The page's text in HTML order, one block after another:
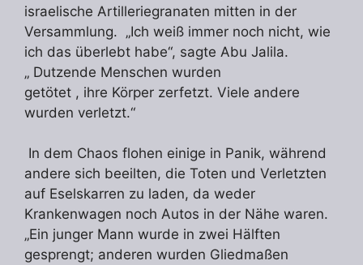
israelische Artilleriegranaten mitten in der
Versammlung. „Ich weiß immer noch nicht, wie
ich das überlebt habe“, sagte Abu Jalila.
„ Dutzende Menschen wurden
getötet , ihre Körper zerfetzt. Viele andere
wurden verletzt.“
In dem Chaos flohen einige in Panik, während
andere sich beeilten, die Toten und Verletzten
auf Eselskarren zu laden, da weder
Krankenwagen noch Autos in der Nähe waren.
„Ein junger Mann wurde in zwei Hälften
gesprengt; anderen wurden Gliedmaßen